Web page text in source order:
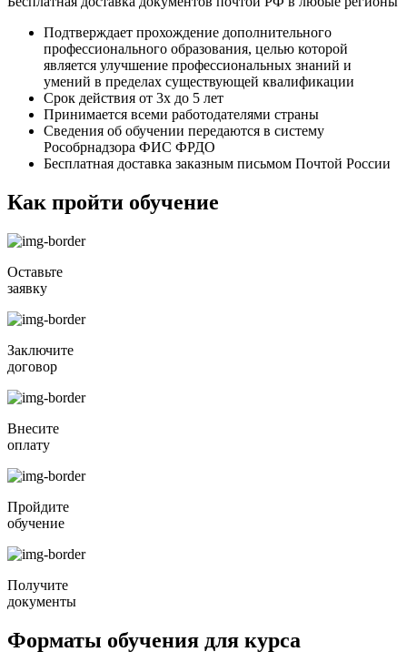
Подтверждает прохождение дополнительного
профессионального образования, целью которой
является улучшение профессиональных знаний и
умений в пределах существующей квалификации
Срок действия от 3х до 5 лет
Принимается всеми работодателями страны
Сведения об обучении передаются в систему
Рособрнадзора ФИС ФРДО
Бесплатная доставка заказным письмом Почтой России
Как пройти обучение
Оставьте
заявку
Заключите
договор
Внесите
оплату
Пройдите
обучение
Получите
документы
Форматы обучения для курса